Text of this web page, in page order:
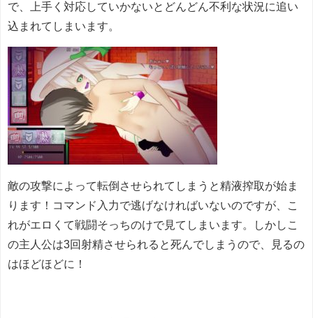
で、上手く対応していかないとどんどん不利な状況に追い
込まれてしまいます。
敵の攻撃によって転倒させられてしまうと精液搾取が始ま
ります！コマンド入力で逃げなければいないのですが、こ
れがエロくて戦闘そっちのけで見てしまいます。しかしこ
の主人公は3回射精させられると死んでしまうので、見るの
はほどほどに！